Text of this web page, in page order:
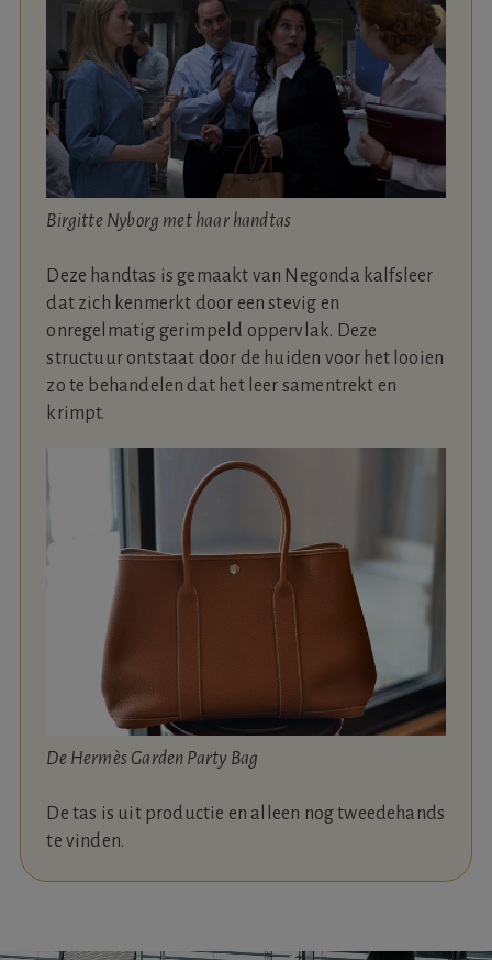
Birgitte Nyborg met haar handtas
Deze handtas is gemaakt van Negonda kalfsleer
dat zich kenmerkt door een stevig en
onregelmatig gerimpeld oppervlak. Deze
structuur ontstaat door de huiden voor het looien
zo te behandelen dat het leer samentrekt en
krimpt.
De Hermès Garden Party Bag
De tas is uit productie en alleen nog tweedehands
te vinden.